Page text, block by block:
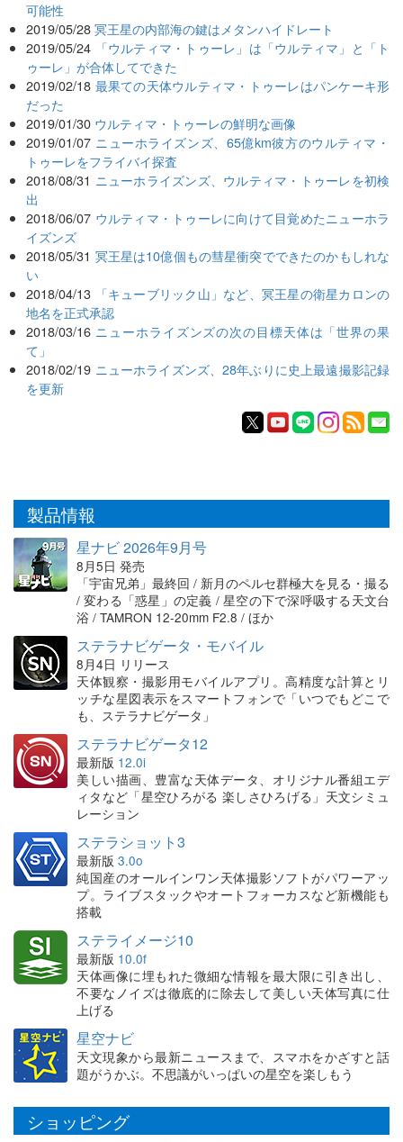
可能性
2019/05/28 冥王星の内部海の鍵はメタンハイドレート
2019/05/24
「ウルティマ・トゥーレ」は「ウルティマ」と「ト
ゥーレ」が合体してできた
2019/02/18 最果ての天体ウルティマ・トゥーレはパンケーキ形
だった
2019/01/30 ウルティマ・トゥーレの鮮明な画像
2019/01/07 ニューホライズンズ、65億km彼方のウルティマ・
トゥーレをフライバイ探査
2018/08/31 ニューホライズンズ、ウルティマ・トゥーレを初検
出
2018/06/07 ウルティマ・トゥーレに向けて目覚めたニューホラ
イズンズ
2018/05/31 冥王星は10億個もの彗星衝突でできたのかもしれな
い
2018/04/13
「キューブリック山」など、冥王星の衛星カロンの
地名を正式承認
2018/03/16 ニューホライズンズの次の目標天体は「世界の果
て」
2018/02/19 ニューホライズンズ、28年ぶりに史上最遠撮影記録
を更新
製品情報
星ナビ 2026年9月号
8月5日 発売
「宇宙兄弟」最終回 / 新月のペルセ群極大を見る・撮る
/ 変わる「惑星」の定義 / 星空の下で深呼吸する天文台
浴 / TAMRON 12-20mm F2.8 / ほか
ステラナビゲータ・モバイル
8月4日 リリース
天体観察・撮影用モバイルアプリ。高精度な計算とリ
ッチな星図表示をスマートフォンで「いつでもどこで
も、ステラナビゲータ」
ステラナビゲータ12
最新版 12.0i
美しい描画、豊富な天体データ、オリジナル番組エデ
ィタなど「星空ひろがる 楽しさひろげる」天文シミュ
レーション
ステラショット3
最新版 3.0o
純国産のオールインワン天体撮影ソフトがパワーアッ
プ。ライブスタックやオートフォーカスなど新機能も
搭載
ステライメージ10
最新版 10.0f
天体画像に埋もれた微細な情報を最大限に引き出し、
不要なノイズは徹底的に除去して美しい天体写真に仕
上げる
星空ナビ
天文現象から最新ニュースまで、スマホをかざすと話
題がうかぶ。不思議がいっぱいの星空を楽しもう
ショッピング